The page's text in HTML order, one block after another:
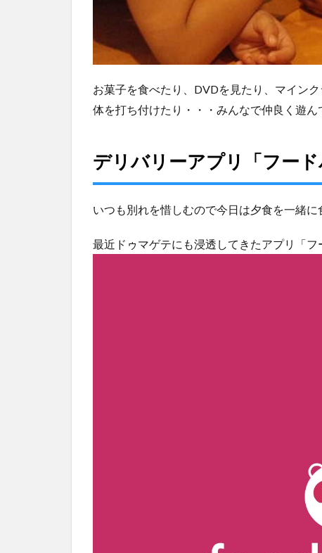
お菓子を食べたり、DVDを見たり、マイン
体を打ち付けたり・・・みんなで仲良く遊ん
デリバリーアプリ「フー
いつも別れを惜しむので今日は夕食を一緒に
最近ドゥマゲテにも浸透してきたアプリ「フ